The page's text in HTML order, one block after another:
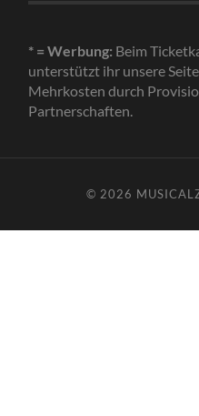
* = Werbung: Beim
unterstützt ihr unsere
Mehrkosten durch
Partnerschaften.
© 2026